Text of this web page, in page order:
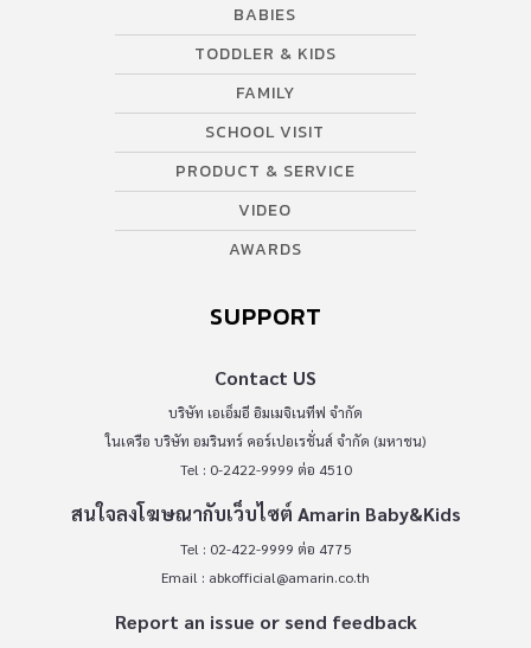
BABIES
TODDLER & KIDS
FAMILY
SCHOOL VISIT
PRODUCT & SERVICE
VIDEO
AWARDS
SUPPORT
Contact US
บริษัท เอเอ็มอี อิมเมจิเนทีฟ จำกัด
ในเครือ บริษัท อมรินทร์ คอร์เปอเรชั่นส์ จำกัด (มหาชน)
Tel : 0-2422-9999 ต่อ 4510
สนใจลงโฆษณากับเว็บไซต์ Amarin Baby&Kids
Tel : 02-422-9999 ต่อ 4775
Email : abkofficial@amarin.co.th
Report an issue or send feedback